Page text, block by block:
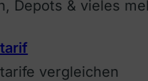
Depots & vieles
vergleichen